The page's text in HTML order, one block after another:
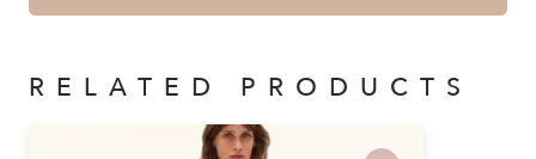
RELATED PRODUCTS